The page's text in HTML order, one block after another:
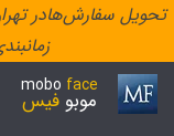
تحویل سفارش‌هادر
mobo face
موبو فیس